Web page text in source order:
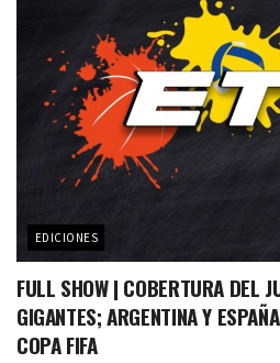
EDICIONES
FULL SHOW | COBERTURA DEL
GIGANTES; ARGENTINA Y
COPA FIFA